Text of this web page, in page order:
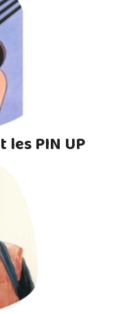
les PIN UP